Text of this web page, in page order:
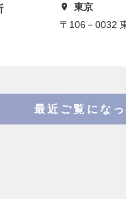
東京
〒106－0032
最近ご覧にな